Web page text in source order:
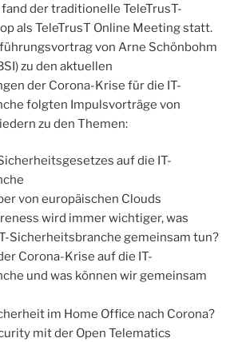
der traditionelle TeleTrusT-
als TeleTrusT Online Meeting statt.
von Arne Schönbohm
zu den aktuellen
der Corona-Krise für die IT-
folgten Impulsvorträge von
zu den Themen:
auf die IT-
von europäischen Clouds
wird immer wichtiger, was
Sicherheitsbranche gemeinsam tun?
Corona-Krise auf die IT-
und was können wir gemeinsam
im Home Office nach Corona?
mit der Open Telematics